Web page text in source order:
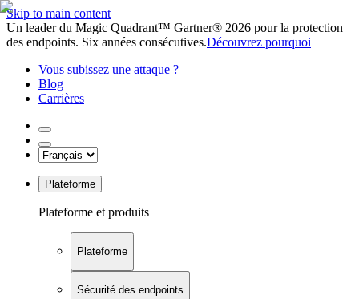
Skip to main content
Un leader du Magic Quadrant™ Gartner® 2026 pour la protection
des endpoints. Six années consécutives.Découvrez pourquoi
Vous subissez une attaque ?
Blog
Carrières
Plateforme
Plateforme et produits
Plateforme
Sécurité des endpoints